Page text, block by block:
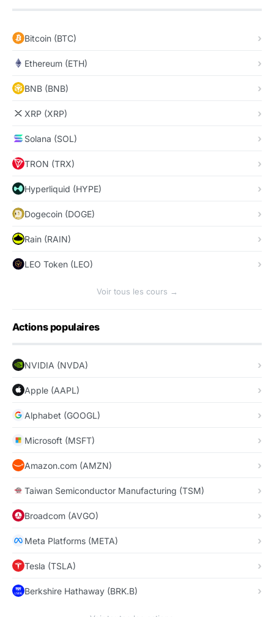
Bitcoin (BTC)
Ethereum (ETH)
BNB (BNB)
XRP (XRP)
Solana (SOL)
TRON (TRX)
Hyperliquid (HYPE)
Dogecoin (DOGE)
Rain (RAIN)
LEO Token (LEO)
Voir tous les cours →
Actions populaires
NVIDIA (NVDA)
Apple (AAPL)
Alphabet (GOOGL)
Microsoft (MSFT)
Amazon.com (AMZN)
Taiwan Semiconductor Manufacturing (TSM)
Broadcom (AVGO)
Meta Platforms (META)
Tesla (TSLA)
Berkshire Hathaway (BRK.B)